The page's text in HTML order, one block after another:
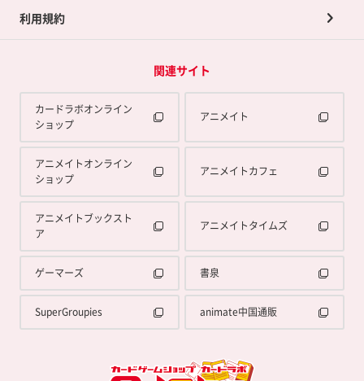
利用規約
関連サイト
カードラボオンライン
ショップ
アニメイト
アニメイトオンライン
ショップ
アニメイトカフェ
アニメイトブックスト
ア
アニメイトタイムズ
ゲーマーズ 書泉
SuperGroupies animate中国通販